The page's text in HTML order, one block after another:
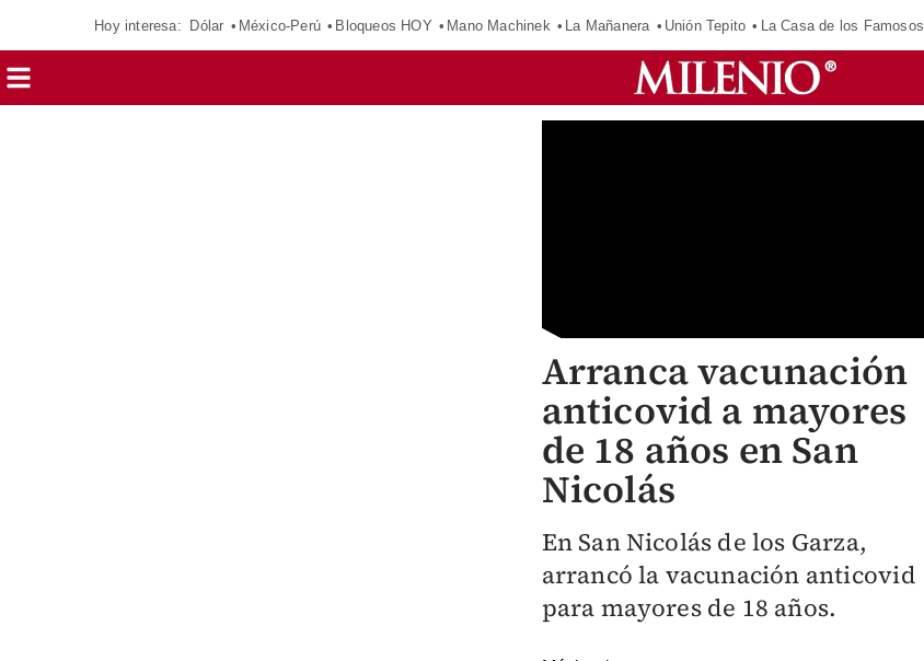
Hoy interesa: Dólar México-Perú Bloqueos HOY Mano Machinek La Mañanera Unión Tepito La Casa de los Famosos
Arranca vacunación
anticovid a mayores
de 18 años en San
Nicolás
En San Nicolás de los Garza,
arrancó la vacunación anticovid
para mayores de 18 años.